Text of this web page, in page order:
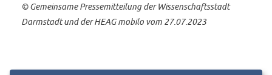
© GemeinsamePressemitteilung der Wissenschaftsstadt
Darmstadt und der HEAG mobilo vom 27.07.2023